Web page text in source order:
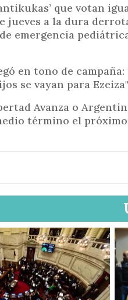
o
p
r
c
i
p
a
que votan
a la dura
emergencia
en tono de
se vayan para
Avanza o
término el